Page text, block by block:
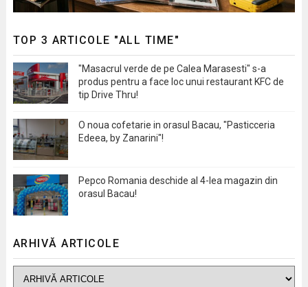
TOP 3 ARTICOLE "ALL TIME"
"Masacrul verde de pe Calea Marasesti" s-a
produs pentru a face loc unui restaurant KFC de
tip Drive Thru!
O noua cofetarie in orasul Bacau, "Pasticceria
Edeea, by Zanarini"!
Pepco Romania deschide al 4-lea magazin din
orasul Bacau!
ARHIVĂ ARTICOLE